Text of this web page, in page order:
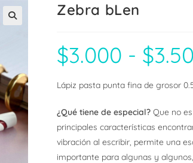
Zebra bLen
$3.000 - $
Lápiz pasta punta fina de grosor
¿Qué tiene de especial? Que no
principales características
vibración al escribir, permite una
importante para algunas y